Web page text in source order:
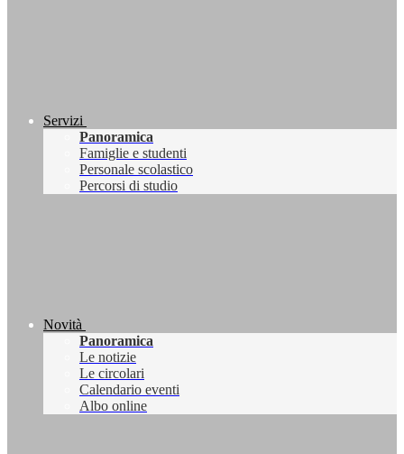
Servizi
Panoramica
Famiglie e studenti
Personale scolastico
Percorsi di studio
Novità
Panoramica
Le notizie
Le circolari
Calendario eventi
Albo online